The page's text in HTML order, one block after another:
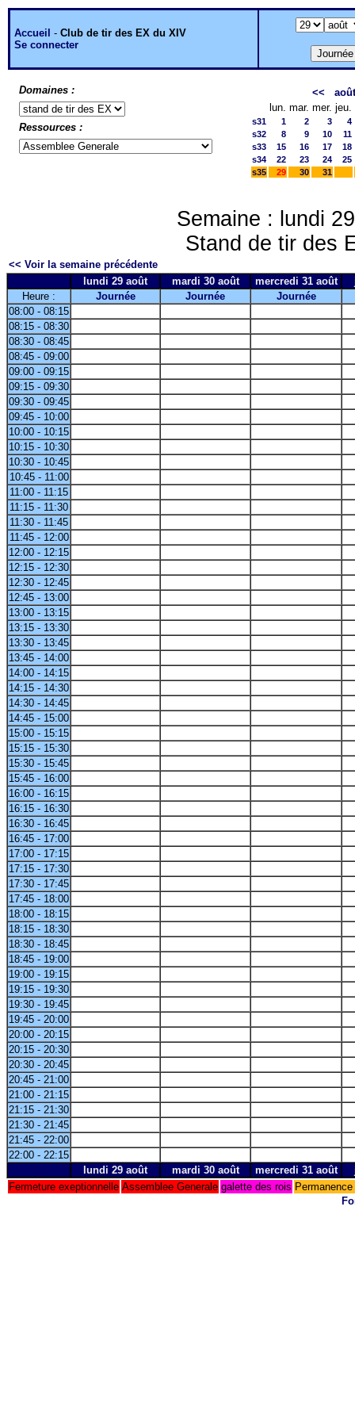
Accueil - Club de tir des EX du XIV
Se connecter
Domaines :
Ressources :
<<
lun. mar. mer. jeu.
s31 1 2 3
4
s32
8 9 10
11
s33
15 16 17
18
s34
22 23 24
25
s35
29 30 31
Semaine : lundi
Stand de tir des
<< Voir la semaine précédente
lundi 29 août
mardi 30 août mercredi 31 août
Heure :
Journée Journée
Journée
08:00 - 08:15
08:15 - 08:30
08:30 - 08:45
08:45 - 09:00
09:00 - 09:15
09:15 - 09:30
09:30 - 09:45
09:45 - 10:00
10:00 - 10:15
10:15 - 10:30
10:30 - 10:45
10:45 - 11:00
11:00 - 11:15
11:15 - 11:30
11:30 - 11:45
11:45 - 12:00
12:00 - 12:15
12:15 - 12:30
12:30 - 12:45
12:45 - 13:00
13:00 - 13:15
13:15 - 13:30
13:30 - 13:45
13:45 - 14:00
14:00 - 14:15
14:15 - 14:30
14:30 - 14:45
14:45 - 15:00
15:00 - 15:15
15:15 - 15:30
15:30 - 15:45
15:45 - 16:00
16:00 - 16:15
16:15 - 16:30
16:30 - 16:45
16:45 - 17:00
17:00 - 17:15
17:15 - 17:30
17:30 - 17:45
17:45 - 18:00
18:00 - 18:15
18:15 - 18:30
18:30 - 18:45
18:45 - 19:00
19:00 - 19:15
19:15 - 19:30
19:30 - 19:45
19:45 - 20:00
20:00 - 20:15
20:15 - 20:30
20:30 - 20:45
20:45 - 21:00
21:00 - 21:15
21:15 - 21:30
21:30 - 21:45
21:45 - 22:00
22:00 - 22:15
lundi 29 août
mardi 30 août mercredi 31 août
Fermeture exeptionnelle Assemblee Generale galette des rois